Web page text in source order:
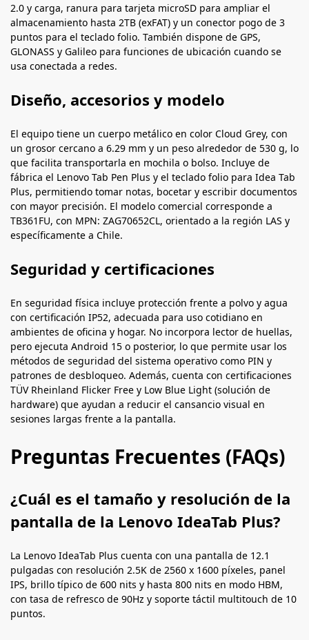
2.0 y carga, ranura para tarjeta microSD para ampliar el
almacenamiento hasta 2TB (exFAT) y un conector pogo de 3
puntos para el teclado folio. También dispone de GPS,
GLONASS y Galileo para funciones de ubicación cuando se
usa conectada a redes.
Diseño, accesorios y modelo
El equipo tiene un cuerpo metálico en color Cloud Grey, con
un grosor cercano a 6.29 mm y un peso alrededor de 530 g, lo
que facilita transportarla en mochila o bolso. Incluye de
fábrica el Lenovo Tab Pen Plus y el teclado folio para Idea Tab
Plus, permitiendo tomar notas, bocetar y escribir documentos
con mayor precisión. El modelo comercial corresponde a
TB361FU, con MPN: ZAG70652CL, orientado a la región LAS y
específicamente a Chile.
Seguridad y certificaciones
En seguridad física incluye protección frente a polvo y agua
con certificación IP52, adecuada para uso cotidiano en
ambientes de oficina y hogar. No incorpora lector de huellas,
pero ejecuta Android 15 o posterior, lo que permite usar los
métodos de seguridad del sistema operativo como PIN y
patrones de desbloqueo. Además, cuenta con certificaciones
TÜV Rheinland Flicker Free y Low Blue Light (solución de
hardware) que ayudan a reducir el cansancio visual en
sesiones largas frente a la pantalla.
Preguntas Frecuentes (FAQs)
¿Cuál es el tamaño y resolución de la
pantalla de la Lenovo IdeaTab Plus?
La Lenovo IdeaTab Plus cuenta con una pantalla de 12.1
pulgadas con resolución 2.5K de 2560 x 1600 píxeles, panel
IPS, brillo típico de 600 nits y hasta 800 nits en modo HBM,
con tasa de refresco de 90Hz y soporte táctil multitouch de 10
puntos.